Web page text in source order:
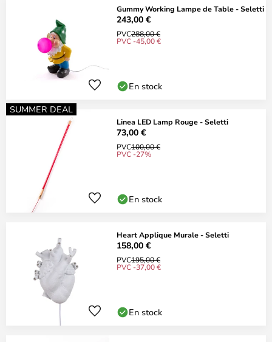
Gummy Working Lampe de Table - Seletti
243,00 €
PVC288,00 €
PVC -45,00 €
En stock
SUMMER DEAL
Linea LED Lamp Rouge - Seletti
73,00 €
PVC100,00 €
PVC -27%
En stock
Heart Applique Murale - Seletti
158,00 €
PVC195,00 €
PVC -37,00 €
En stock